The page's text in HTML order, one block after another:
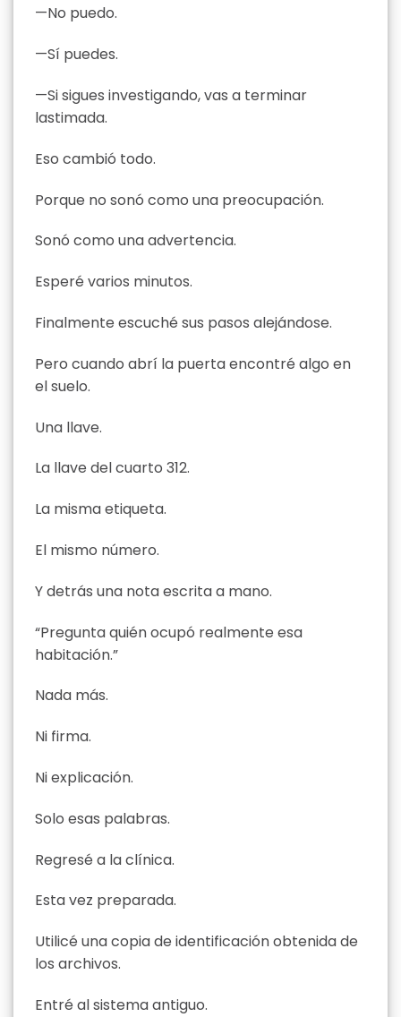
—No puedo.
—Sí puedes.
—Si sigues investigando, vas a terminar
lastimada.
Eso cambió todo.
Porque no sonó como una preocupación.
Sonó como una advertencia.
Esperé varios minutos.
Finalmente escuché sus pasos alejándose.
Pero cuando abrí la puerta encontré algo en
el suelo.
Una llave.
La llave del cuarto 312.
La misma etiqueta.
El mismo número.
Y detrás una nota escrita a mano.
“Pregunta quién ocupó realmente esa
habitación.”
Nada más.
Ni firma.
Ni explicación.
Solo esas palabras.
Regresé a la clínica.
Esta vez preparada.
Utilicé una copia de identificación obtenida de
los archivos.
Entré al sistema antiguo.